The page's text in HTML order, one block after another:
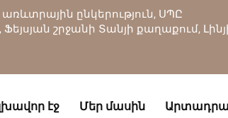
ընկերություն, ՍՊԸ
Ֆեյսյան շրջանի Տանյի քաղաքում,
էջ Մեր մասին